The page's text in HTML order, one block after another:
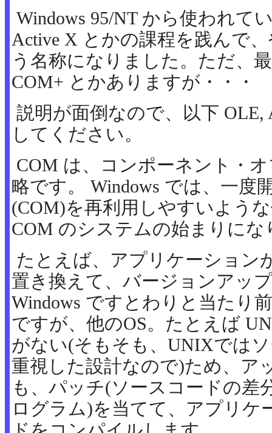
Windows 95/NT から使われて
Active X とかの課程を践んで
う名称になりました。ただ、
COM+ とかありますが・・・
説明が面倒なので、以下 OLE,
してください。
COM は、コンポーネント・
略です。 Windows では、一度
(COM)を再利用しやすいよう
COM のシステムの始まりにな
たとえば、アプリケーション
置き換えて、バージョンアッ
Windows ですとわりと当たり
ですが、他のOS。たとえば
がない(そもそも、UNIXでは
重視した設計なので)ため、ア
も、パッチ(ソースコードの差
ログラム)を当てて、アプリケ